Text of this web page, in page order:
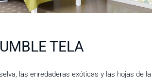
TELA
las enredaderas exóticas y las hojas de la